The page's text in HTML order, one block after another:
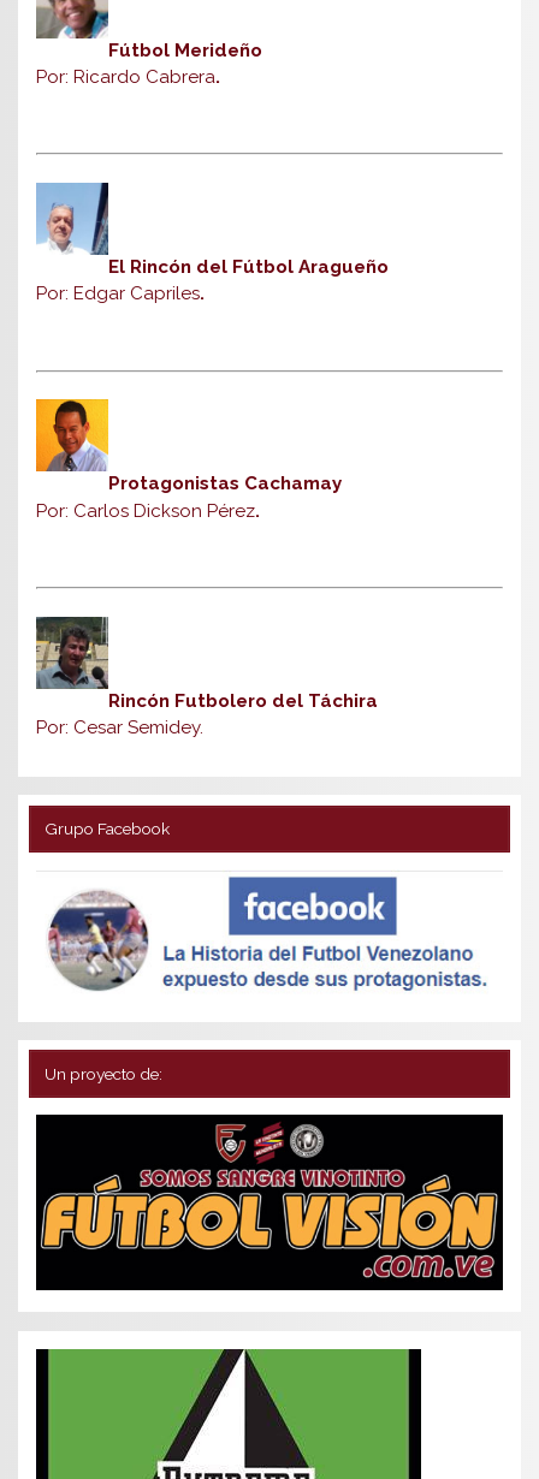
Fútbol Merideño
Por: Ricardo Cabrera.
El Rincón del Fútbol Aragueño
Por: Edgar Capriles.
Protagonistas Cachamay
Por: Carlos Dickson Pérez.
Rincón Futbolero del Táchira
Por: Cesar Semidey.
Grupo Facebook
Un proyecto de: